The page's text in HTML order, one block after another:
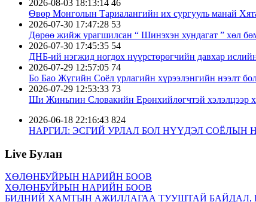
2026-08-03 18:13:14 46
Өвөр Монголын Тариалангийн их сургууль манай
2026-07-30 17:47:28 53
Дөрөө жийж урагшилсан “ Шинэхэн хундагат ” хөл
2026-07-30 17:45:35 54
ДНБ-ий нэгжид ногдох нүүрстөрөгчийн давхар
2026-07-29 12:57:05 74
Бо Бао Жүгийн Соёл урлагийн хүрээлэнгийн нээлт
2026-07-29 12:53:33 73
Ши Жиньпин Словакийн Ерөнхийлөгчтэй хэлэлцээр
2026-06-18 22:16:43 824
НАРГИЛ: ЭСГИЙ УРЛАЛ БОЛ НҮҮДЭЛ
Хаврын баярын аяллын ачааллын эхний долоо хоногт
2026-01-06 19:49:01
Шинэ барга баруун хошууны Хэрлэн сумын Баян
2026-01-05 22:51:19 712
Ши Жиньпин М.Мартинг хүлээн авч уулзав
Live Булан
ХӨЛӨНБУЙРЫН НАРИЙН БООВ
ХӨЛӨНБУЙРЫН НАРИЙН БООВ
БИДНИЙ ХАМТЫН АЖИЛЛАГАА ТУУШТАЙ БАЙДАЛ,